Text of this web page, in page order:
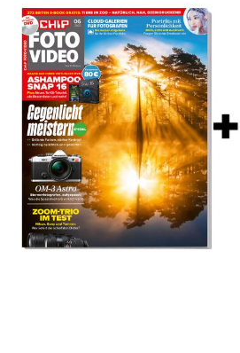
Vorschläge
einer
Dropdown-
Liste
angezeigt
Bildergalerie
springen